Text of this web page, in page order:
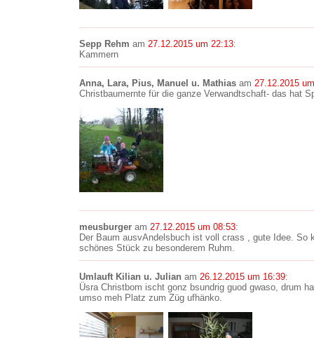
Sepp Rehm am 27.12.2015 um 22:13:
Kammern
Anna, Lara, Pius, Manuel u. Mathias am 27.12.2015
Christbaumernte für die ganze Verwandtschaft- das hat
meusburger am 27.12.2015 um 08:53:
Der Baum ausvAndelsbuch ist voll crass , gute Idee. So
schönes Stück zu besonderem Ruhm.
Umlauft Kilian u. Julian am 26.12.2015 um 16:39:
Üsra Christbom ischt gonz bsundrig guod gwaso, drum
umso meh Platz zum Züg ufhänko.